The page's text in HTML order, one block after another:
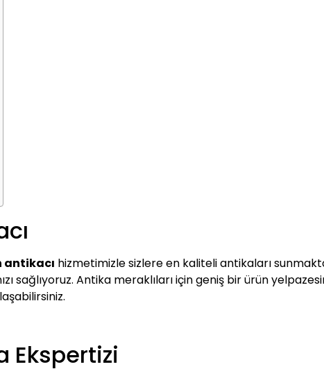
antikacı hizmetimizle sizlere en kaliteli antikaları
sağlıyoruz. Antika meraklıları için geniş bir ürün
Ekspertizi